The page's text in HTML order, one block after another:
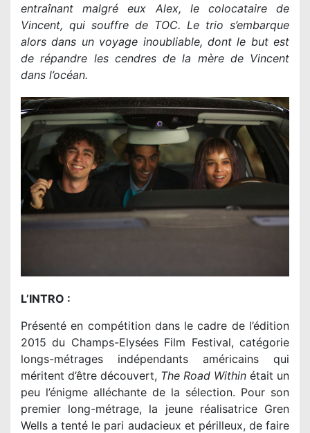
entraînant malgré eux Alex, le colocataire de
Vincent, qui souffre de TOC. Le trio s’embarque
alors dans un voyage inoubliable, dont le but est
de répandre les cendres de la mère de Vincent
dans l’océan.
L’INTRO :
Présenté en compétition dans le cadre de l’édition
2015 du Champs-Elysées Film Festival, catégorie
longs-métrages indépendants américains qui
méritent d’être découvert, The Road Within était un
peu l’énigme alléchante de la sélection. Pour son
premier long-métrage, la jeune réalisatrice Gren
Wells a tenté le pari audacieux et périlleux, de faire